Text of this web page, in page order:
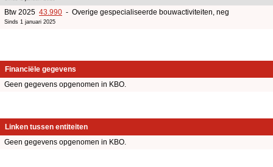
Btw 2025 43.990 - Overige gespecialiseerde bouwactiviteiten, neg
Sinds 1 januari 2025
Financiële gegevens
Geen gegevens opgenomen in KBO.
Linken tussen entiteiten
Geen gegevens opgenomen in KBO.